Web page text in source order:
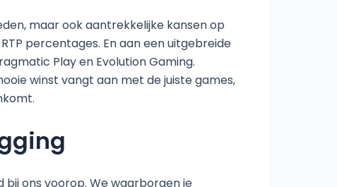
maar ook aantrekkelijke kansen op
percentages. En aan een uitgebreide
Play en Evolution Gaming.
winst vangt aan met de juiste games,
bij ons voorop. We waarborgen je